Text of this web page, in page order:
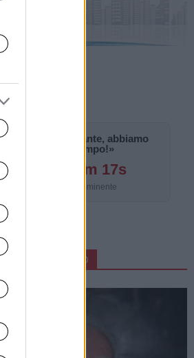
notizia è importante, abbiamo
bisogno di tempo!»
125g 8h 11m 16s
Aggiornamento imminente
IN PRIMO PIANO